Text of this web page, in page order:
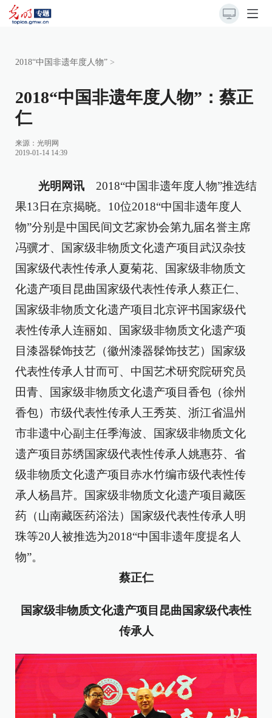
2018“中国非遗年度人物” >
2018“中国非遗年度人物”：蔡正
仁
来源： 光明网
2019-01-14 14:39
光明网讯 2018“中国非遗年度人物”推选结
果13日在京揭晓。10位2018“中国非遗年度人
物”分别是中国民间文艺家协会第九届名誉主席
冯骥才、国家级非物质文化遗产项目武汉杂技
国家级代表性传承人夏菊花、国家级非物质文
化遗产项目昆曲国家级代表性传承人蔡正仁、
国家级非物质文化遗产项目北京评书国家级代
表性传承人连丽如、国家级非物质文化遗产项
目漆器髹饰技艺（徽州漆器髹饰技艺）国家级
代表性传承人甘而可、中国艺术研究院研究员
田青、国家级非物质文化遗产项目香包（徐州
香包）市级代表性传承人王秀英、浙江省温州
市非遗中心副主任季海波、国家级非物质文化
遗产项目苏绣国家级代表性传承人姚惠芬、省
级非物质文化遗产项目赤水竹编市级代表性传
承人杨昌芹。国家级非物质文化遗产项目藏医
药（山南藏医药浴法）国家级代表性传承人明
珠等20人被推选为2018“中国非遗年度提名人
物”。
蔡正仁
国家级非物质文化遗产项目昆曲国家级代表性
传承人